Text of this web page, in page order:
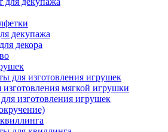
декупажа
декора
для изготовления игрушек
мягкой игрушки
изготовления игрушек